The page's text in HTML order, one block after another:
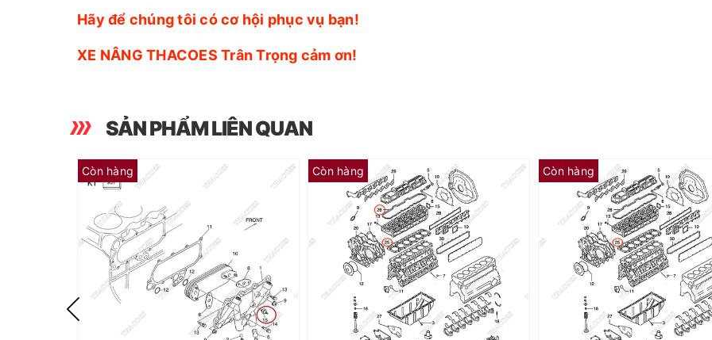
Hãy để chúng tôi có cơ hội phục vụ bạn!
XE NÂNG THACOES Trân Trọng cảm ơn!
SẢN PHẨM LIÊN QUAN
Còn hàng
Cảm biến áp nhớt A-25240-Z5500
Thương hiệu: NISSAN
Xuất xứ: Nhật Bản
Quy cách: Mới 100%
Bảo hành: 12 tháng
Còn hàng
Gioăng nắp dàn cò AG-32B04-03200
Thương hiệu: MITSUBISHI
Xuất xứ: Nhật Bản
Quy cách: Mới 100%
Bảo hành: 12 tháng
Còn hàng
Gioăng mặt máy AG-32B01-12100
Thương hiệu:
Xuất xứ:
Quy cách:
Bảo hành: